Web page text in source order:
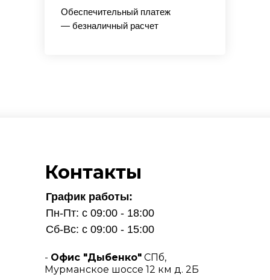
Обеспечительный платеж
— безналичный расчет
Контакты
График работы:
Пн-Пт: с 09:00 - 18:00
Сб-Вс: с 09:00 - 15:00
- Офис "Дыбенко" СПб,
Мурманское шоссе 12 км д. 2Б